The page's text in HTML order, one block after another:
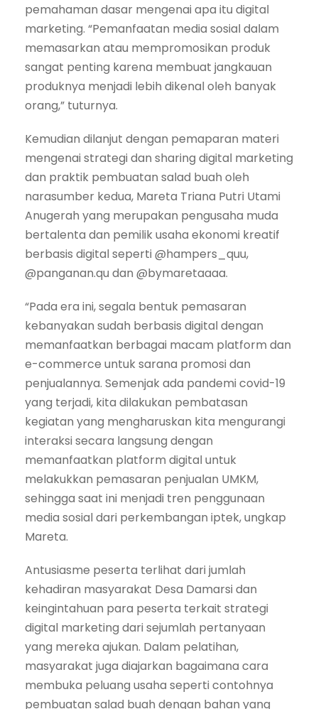
pemahaman dasar mengenai apa itu digital
marketing. “Pemanfaatan media sosial dalam
memasarkan atau mempromosikan produk
sangat penting karena membuat jangkauan
produknya menjadi lebih dikenal oleh banyak
orang,” tuturnya.
Kemudian dilanjut dengan pemaparan materi
mengenai strategi dan sharing digital marketing
dan praktik pembuatan salad buah oleh
narasumber kedua, Mareta Triana Putri Utami
Anugerah yang merupakan pengusaha muda
bertalenta dan pemilik usaha ekonomi kreatif
berbasis digital seperti @hampers_quu,
@panganan.qu dan @bymaretaaaa.
“Pada era ini, segala bentuk pemasaran
kebanyakan sudah berbasis digital dengan
memanfaatkan berbagai macam platform dan
e-commerce untuk sarana promosi dan
penjualannya. Semenjak ada pandemi covid-19
yang terjadi, kita dilakukan pembatasan
kegiatan yang mengharuskan kita mengurangi
interaksi secara langsung dengan
memanfaatkan platform digital untuk
melakukkan pemasaran penjualan UMKM,
sehingga saat ini menjadi tren penggunaan
media sosial dari perkembangan iptek, ungkap
Mareta.
Antusiasme peserta terlihat dari jumlah
kehadiran masyarakat Desa Damarsi dan
keingintahuan para peserta terkait strategi
digital marketing dari sejumlah pertanyaan
yang mereka ajukan. Dalam pelatihan,
masyarakat juga diajarkan bagaimana cara
membuka peluang usaha seperti contohnya
pembuatan salad buah dengan bahan yang